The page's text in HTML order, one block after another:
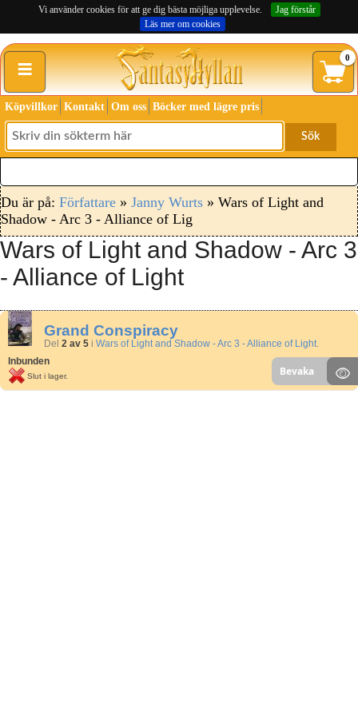
Vi använder cookies för att ge dig bästa möjliga upplevelse.
Jag förstår
Läs mer om cookies
≡ 0
Köpvillkor Kontakt Om oss Böcker med lägre pris
Sök
Du är på: Författare » Janny Wurts » Wars of Light and
Shadow - Arc 3 - Alliance of Lig
Wars of Light and Shadow - Arc 3
- Alliance of Light
Grand Conspiracy
Del 2 av 5 i Wars of Light and Shadow - Arc 3 - Alliance of Light.
Inbunden
Slut i lager. Bevaka